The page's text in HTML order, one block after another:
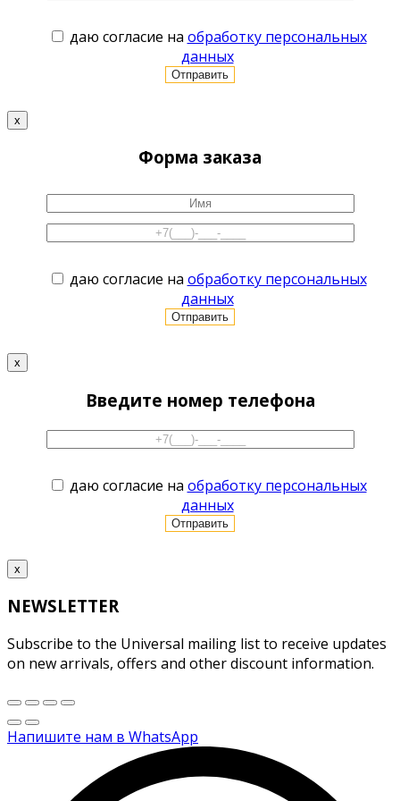
даю согласие на обработку персональных
данных
x
Форма заказа
даю согласие на обработку персональных
данных
x
Введите номер телефона
даю согласие на обработку персональных
данных
x
NEWSLETTER
Subscribe to the Universal mailing list to receive updates
on new arrivals, offers and other discount information.
Напишите нам в WhatsApp